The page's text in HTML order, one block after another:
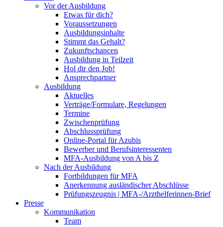
Vor der Ausbildung
Etwas für dich?
Voraussetzungen
Ausbildungsinhalte
Stimmt das Gehalt?
Zukunftschancen
Ausbildung in Teilzeit
Hol dir den Job!
Ansprechpartner
Ausbildung
Aktuelles
Verträge/Formulare, Regelungen
Termine
Zwischenprüfung
Abschlussprüfung
Online-Portal für Azubis
Bewerber und Berufsinteressenten
MFA-Ausbildung von A bis Z
Nach der Ausbildung
Fortbildungen für MFA
Anerkennung ausländischer Abschlüsse
Prüfungszeugnis | MFA-/Arzthelferinnen-Brief
Presse
Kommunikation
Team